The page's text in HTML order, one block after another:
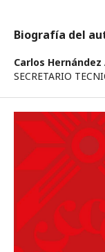
Biografía del
Carlos
SECRETARIO